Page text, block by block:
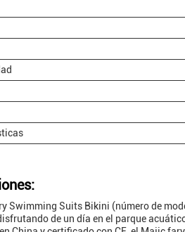
Swimming Suits Bikini (número de
de un día en el parque